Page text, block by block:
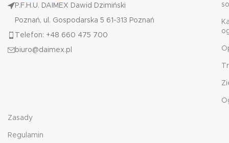
P.F.H.U. DAIMEX Dawid Dzimiński
Poznań, ul. Gospodarska 5 61-313 Poznań
Telefon: +48 660 475 700
biuro@daimex.pl
Zasady
Regulamin